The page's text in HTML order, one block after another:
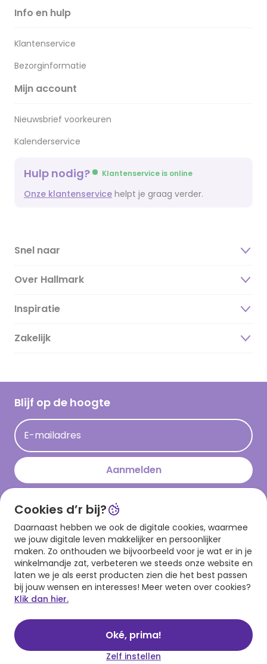
Info en hulp
Klantenservice
Bezorginformatie
Mijn account
Nieuwsbrief voorkeuren
Kalenderservice
Hulp nodig? Klantenservice is online
Onze klantenservice helpt je graag verder.
Snel naar
Over Hallmark
Over ons
Duurzaamheid
Hallmark Kaartclub
Acties
Persberichten
Hallmark en Kinderpostzegels
Inspiratie
Magazine
Cadeau inspiratie
Kaartinspiratie
Zakelijk
Blijf op de hoogte
E-mailadres
Aanmelden
Download onze app
Cookies d’r bij?
Daarnaast hebben we ook de digitale cookies, waarmee
we jouw digitale leven makkelijker en persoonlijker
maken. Zo onthouden we bijvoorbeeld voor je wat er in je
winkelmandje zat, verbeteren we steeds onze website en
laten we je als eerst producten zien die het best passen
bij jouw wensen en interesses! Meer weten over cookies?
Klik dan hier.
Oké, prima!
Zelf instellen